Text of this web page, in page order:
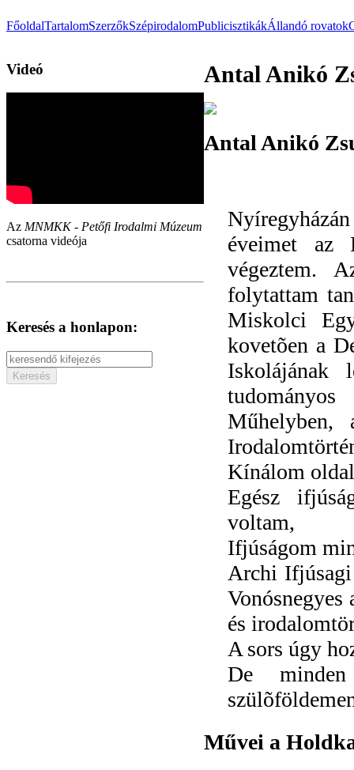
FőoldalTartalomSzerzőkSzépirodalomPublicisztikákÁllandó rovatok
Videó
Az MNMKK - Petőfi Irodalmi Múzeum
csatorna videója
Keresés a honlapon:
Antal Anikó
Antal Anikó
éveimet az
végeztem.
folytattam
Miskolci
kovetõen a
Iskolájának
Műhelyben,
Kínálom
Egész
voltam,
Ifjúságom
Archi Ifjúsagi
és
A sors úgy
De
Művei a